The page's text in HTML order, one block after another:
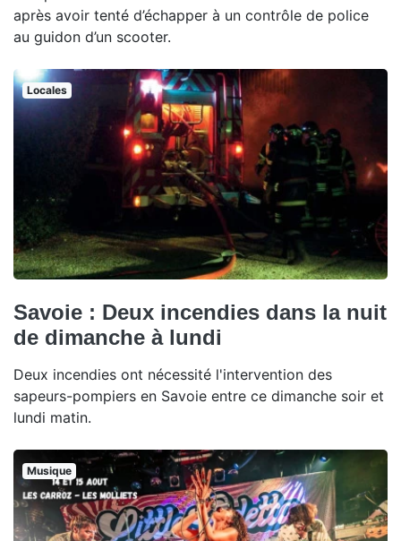
après avoir tenté d’échapper à un contrôle de police
au guidon d’un scooter.
Locales
Savoie : Deux incendies dans la nuit
de dimanche à lundi
Deux incendies ont nécessité l'intervention des
sapeurs-pompiers en Savoie entre ce dimanche soir et
lundi matin.
Musique